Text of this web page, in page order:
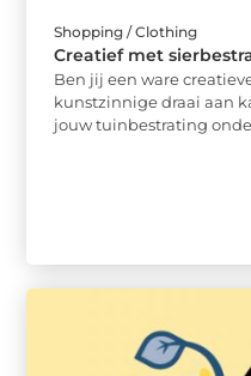
Shopping / Clothing
Creatief met
Ben jij een ware
kunstzinnige draai aan
jouw tuinbestrating